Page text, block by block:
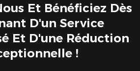
Et Bénéficiez Dès
D'un Service
Et D'une Réduction
!